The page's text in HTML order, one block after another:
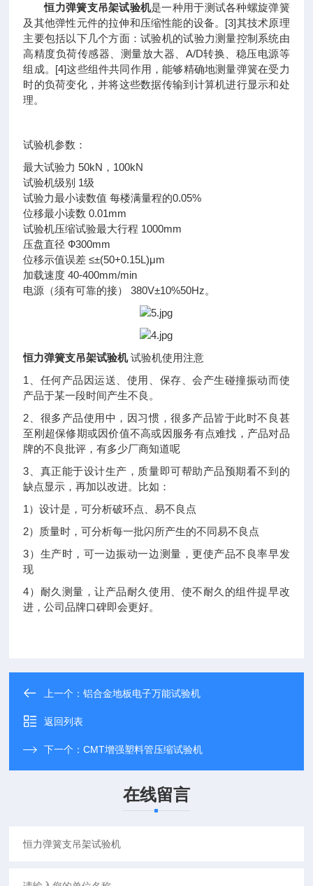
恒力弹簧支吊架试验机是一种用于测试各种螺旋弹簧
及其他弹性元件的拉伸和压缩性能的设备。 [3]其技术原理
主要包括以下几个方面：试验机的试验力测量控制系统由
高精度负荷传感器、测量放大器、A/D转换、稳压电源等
组成。 [4]这些组件共同作用，能够精确地测量弹簧在受力
时的负荷变化，并将这些数据传输到计算机进行显示和处
理。
试验机参数：
最大试验力 50kN，100kN
试验机级别 1级
试验力最小读数值 每楼满量程的0.05%
位移最小读数 0.01mm
试验机压缩试验最大行程 1000mm
压盘直径 Ф300mm
位移示值误差 ≤±(50+0.15L)μm
加载速度 40-400mm/min
电源（须有可靠的接） 380V±10%50Hz。
恒力弹簧支吊架试验机 试验机使用注意
1、任何产品因运送、使用、保存、会产生碰撞振动而使
产品于某一段时间产生不良。
2、很多产品使用中，因习惯，很多产品皆于此时不良甚
至刚超保修期或因价值不高或因服务有点难找，产品对品
牌的不良批评，有多少厂商知道呢
3、真正能于设计生产，质量即可帮助产品预期看不到的
缺点显示，再加以改进。比如：
1）设计是，可分析破环点、易不良点
2）质量时，可分析每一批闪所产生的不同易不良点
3）生产时，可一边振动一边测量，更使产品不良率早发
现
4）耐久测量，让产品耐久使用、使不耐久的组件提早改
进，公司品牌口碑即会更好。
上一个：铝合金地板电子万能试验机
返回列表
下一个：CMT增强塑料管压缩试验机
在线留言